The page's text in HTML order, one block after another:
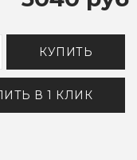
КУПИТЬ
В 1 КЛИК